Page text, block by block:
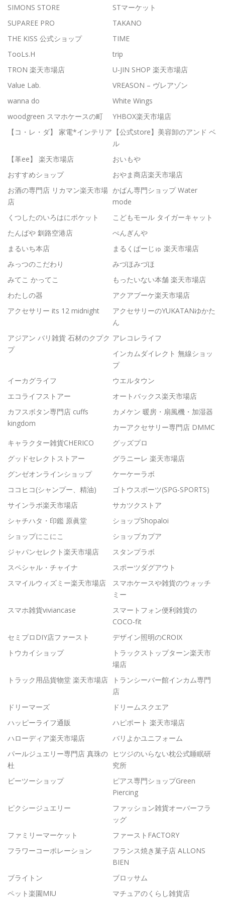
SIMONS STORE
STマーケット
SUPAREE PRO
TAKANO
THE KISS 公式ショップ
TIME
TooLs.H
trip
TRON 楽天市場店
U-JIN SHOP 楽天市場店
Value Lab.
VREASON – ヴレアゾン
wanna do
White Wings
woodgreen スマホケースの町
YHBOX楽天市場店
【コ・レ・ダ】 家電*インテリア 【公式store】美容卸のアンド ベ
ル
【革ee】 楽天市場店
おいもや
おすすめショップ
おやま商店楽天市場店
お酒の専門店 リカマン楽天市場
店
かばん専門ショップ Water
mode
くつしたのいろはにポケット
こどもモール タイガーキャット
たんばや 釧路空港店
ぺんぎんや
まるいち本店
まるくぱーじゅ 楽天市場店
みっつのこだわり
みづほみづほ
みてこ かってこ
もったいない本舗 楽天市場店
わたしの器
アクアブーケ楽天市場店
アクセサリー its 12 midnight
アクセサリーのYUKATANゆかた
ん
アジアン バリ雑貨 石材のクプク
プ
アレコレライフ
インカムダイレクト 無線ショッ
プ
イーカグライフ
ウエルタウン
エコライフストアー
オートバックス楽天市場店
カフスボタン専門店 cuffs
kingdom
カメケン 暖房・扇風機・加湿器
カーアクセサリー専門店 DMMC
キャラクター雑貨CHERICO
グッズプロ
グッドセレクトストアー
グラニーレ 楽天市場店
グンゼオンラインショップ
ケーケーラボ
ココヒコ(シャンプー、精油)
ゴトウスポーツ(SPG-SPORTS)
サインラボ楽天市場店
サカツクストア
シャチハタ・印鑑 原眞堂
ショップShopaloi
ショップにこにこ
ショップカプア
ジャパンセレクト楽天市場店
スタンプラボ
スペシャル・チャイナ
スポーツダグアウト
スマイルウィズミー楽天市場店
スマホケースや雑貨のウォッチ
ミー
スマホ雑貨viviancase
スマートフォン便利雑貨の
COCO-fit
セミプロDIY店ファースト
デザイン照明のCROIX
トウカイショップ
トラックストップターン楽天市
場店
トラック用品貨物堂 楽天市場店
トランシーバー館インカム専門
店
ドリーマーズ
ドリームスクエア
ハッピーライフ通販
ハピポート 楽天市場店
ハローディア楽天市場店
バリよかユニフォーム
パールジュエリー専門店 真珠の
杜
ヒツジのいらない枕公式睡眠研
究所
ビーツーショップ
ピアス専門ショップGreen
Piercing
ピクシージュエリー
ファッション雑貨オーバーフラ
ッグ
ファミリーマーケット
ファーストFACTORY
フラワーコーポレーション
フランス焼き菓子店 ALLONS
BIEN
ブライトン
ブロッサム
ペット楽園MIU
マチュアのくらし雑貨店